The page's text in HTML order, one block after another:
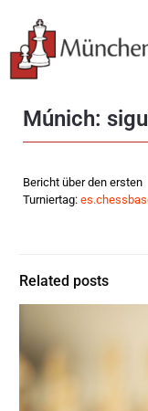
Múnich:
Bericht über den ersten
Turniertag:
Related posts